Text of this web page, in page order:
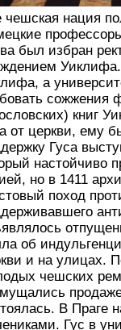
чешская нация
был избран
а
сожжения
книг
от церкви, ему
Гуса
настойчиво
но в 1411
поход
об
и на улицах.
чешских
В Праге
Гус в